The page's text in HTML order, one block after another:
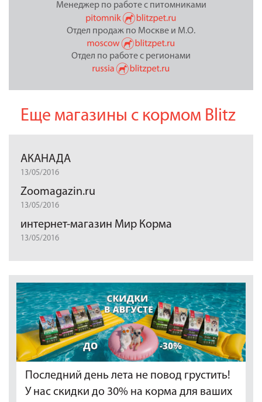
Менеджер по работе с питомниками
Отдел продаж по Москве и М.О.
Отдел по работе с регионами
Еще магазины с кормом Blitz
АКАНАДА
13/05/2016
Zoomagazin.ru
13/05/2016
интернет-магазин Мир Корма
13/05/2016
Последний день лета не повод грустить!
У нас скидки до 30% на корма для ваших